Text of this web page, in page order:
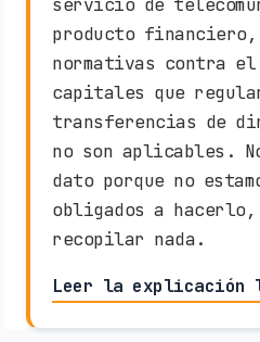
producto
normativas contra el
capitales que
transferencias de
no son aplicables.
dato porque no
obligados a hacerlo,
recopilar nada.
Leer la explicación